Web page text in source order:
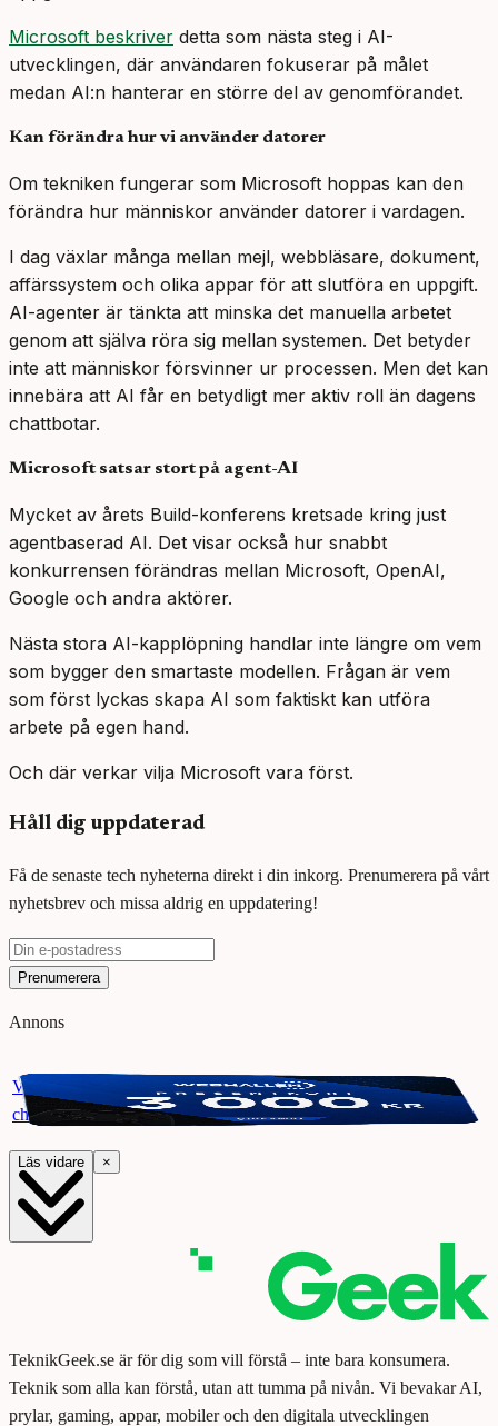
Microsoft beskriver detta som nästa steg i AI-
utvecklingen, där användaren fokuserar på målet
medan AI:n hanterar en större del av genomförandet.
Kan förändra hur vi använder datorer
Om tekniken fungerar som Microsoft hoppas kan den
förändra hur människor använder datorer i vardagen.
I dag växlar många mellan mejl, webbläsare, dokument,
affärssystem och olika appar för att slutföra en uppgift.
AI-agenter är tänkta att minska det manuella arbetet
genom att själva röra sig mellan systemen. Det betyder
inte att människor försvinner ur processen. Men det kan
innebära att AI får en betydligt mer aktiv roll än dagens
chattbotar.
Microsoft satsar stort på agent-AI
Mycket av årets Build-konferens kretsade kring just
agentbaserad AI. Det visar också hur snabbt
konkurrensen förändras mellan Microsoft, OpenAI,
Google och andra aktörer.
Nästa stora AI-kapplöpning handlar inte längre om vem
som bygger den smartaste modellen. Frågan är vem
som först lyckas skapa AI som faktiskt kan utföra
arbete på egen hand.
Och där verkar vilja Microsoft vara först.
Håll dig uppdaterad
Få de senaste tech nyheterna direkt i din inkorg. Prenumerera på vårt
nyhetsbrev och missa aldrig en uppdatering!
Prenumerera
Annons
Vinn ett presentkort på Webhallen. Delta i vår giveaway för
chansen att vinna 3000 kr.
Läs vidare ×
TeknikGeek.se är för dig som vill förstå – inte bara konsumera.
Teknik som alla kan förstå, utan att tumma på nivån. Vi bevakar AI,
prylar, gaming, appar, mobiler och den digitala utvecklingen